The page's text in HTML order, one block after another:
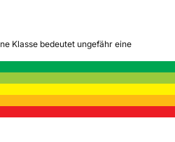
Klasse bedeutet ungefähr eine